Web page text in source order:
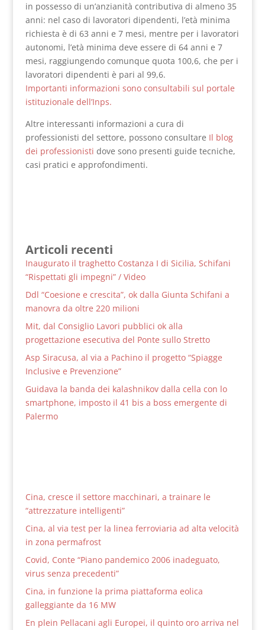
in possesso di un’anzianità contributiva di almeno 35
anni: nel caso di lavoratori dipendenti, l’età minima
richiesta è di 63 anni e 7 mesi, mentre per i lavoratori
autonomi, l’età minima deve essere di 64 anni e 7
mesi, raggiungendo comunque quota 100,6, che per i
lavoratori dipendenti è pari al 99,6.
Importanti informazioni sono consultabili sul portale
istituzionale dell’Inps.
Altre interessanti informazioni a cura di
professionisti del settore, possono consultare Il blog
dei professionisti dove sono presenti guide tecniche,
casi pratici e approfondimenti.
Articoli recenti
Inaugurato il traghetto Costanza I di Sicilia, Schifani
“Rispettati gli impegni” / Video
Ddl “Coesione e crescita”, ok dalla Giunta Schifani a
manovra da oltre 220 milioni
Mit, dal Consiglio Lavori pubblici ok alla
progettazione esecutiva del Ponte sullo Stretto
Asp Siracusa, al via a Pachino il progetto “Spiagge
Inclusive e Prevenzione”
Guidava la banda dei kalashnikov dalla cella con lo
smartphone, imposto il 41 bis a boss emergente di
Palermo
Cina, cresce il settore macchinari, a trainare le
“attrezzature intelligenti”
Cina, al via test per la linea ferroviaria ad alta velocità
in zona permafrost
Covid, Conte “Piano pandemico 2006 inadeguato,
virus senza precedenti”
Cina, in funzione la prima piattaforma eolica
galleggiante da 16 MW
En plein Pellacani agli Europei, il quinto oro arriva nel